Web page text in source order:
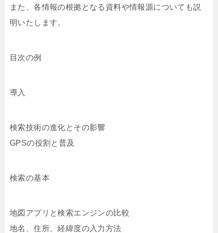
また、各情報の根拠となる資料や情報源についても説
明いたします。
目次の例
導入
検索技術の進化とその影響
GPSの役割と普及
検索の基本
地図アプリと検索エンジンの比較
地名、住所、経緯度の入力方法